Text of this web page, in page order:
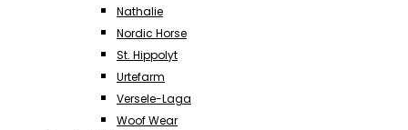
Nathalie
Nordic Horse
St. Hippolyt
Urtefarm
Versele-Laga
Woof Wear